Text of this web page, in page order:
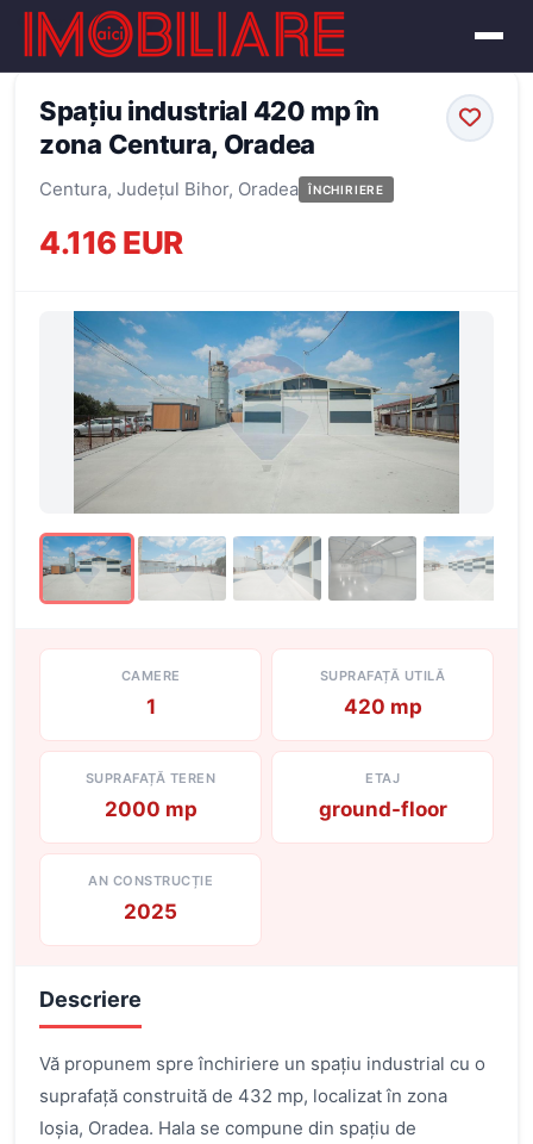
← Înapoi la oferte
Spațiu industrial 420 mp în
zona Centura, Oradea
Centura, Județul Bihor, Oradea ÎNCHIRIERE
4.116 EUR
CAMERE
1
SUPRAFAȚĂ UTILĂ
420 mp
SUPRAFAȚĂ TEREN
2000 mp
ETAJ
ground-floor
AN CONSTRUCȚIE
2025
Descriere
Vă propunem spre închiriere un spațiu industrial cu o
suprafață construită de 432 mp, localizat în zona
Ioșia, Oradea. Hala se compune din spațiu de